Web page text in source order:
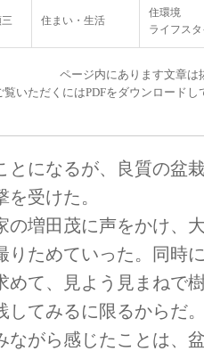
住まい・生活
住環境
ライフス
ページ内にあります文章は
覧いただくにはPDFをダウンロードし
になるが、良質の盆
受けた。
増田茂に声をかけ、
りためていった。同時
めて、見よう見まねで
してみるに限るからだ
がら感じたことは、